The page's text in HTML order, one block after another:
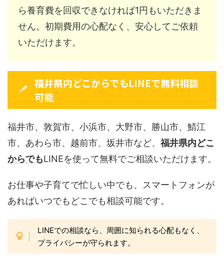
ら養育費を回収できなければ1円もいただきま
せん。初期費用の心配なく、安心してご依頼
いただけます。
福井県内どこからでもLINEで無料相談
可能
福井市、敦賀市、小浜市、大野市、勝山市、鯖江
市、あわら市、越前市、坂井市など、 福井県内どこ
からでもLINEを使って無料でご相談いただけます。
お仕事や子育てで忙しい中でも、スマートフォンが
あればいつでもどこでも相談可能です。
LINEでの相談なら、周囲に知られる心配もなく、
プライバシーが守られます。